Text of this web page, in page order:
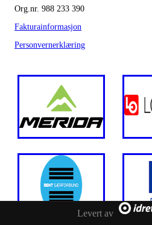
Org.nr. 988 233 390
Fakturainformasjon
Personvernerklæring
Levert av